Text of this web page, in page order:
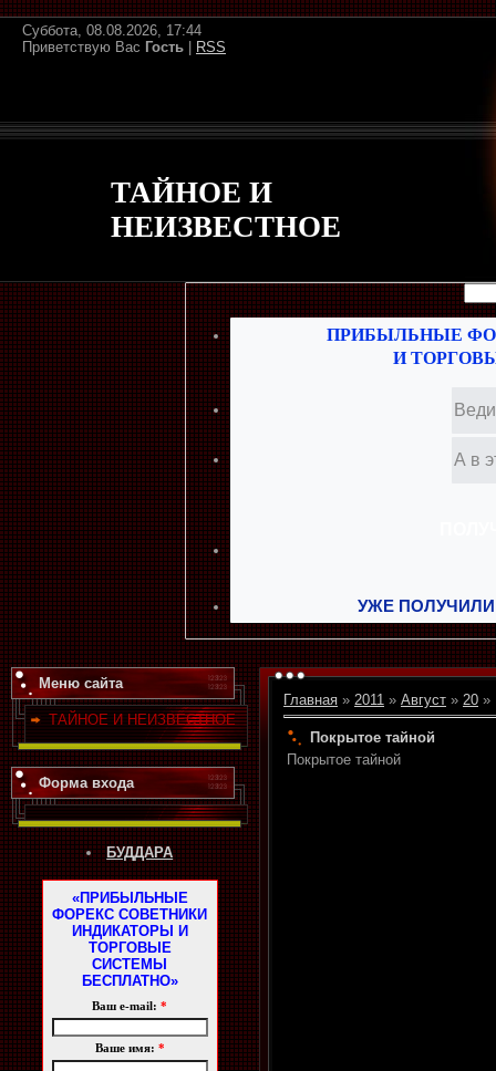
Суббота, 08.08.2026, 17:44
Приветствую Вас Гость RSS
ТАЙНОЕ И
НЕИЗВЕСТНОЕ
ПРИБЫЛЬНЫЕ
И
УЖЕ
Меню сайта
ТАЙНОЕ И НЕИЗВЕСТНОЕ
Форма входа
БУДДАРА
«ПРИБЫЛЬНЫЕ
ФОРЕКС СОВЕТНИКИ
ИНДИКАТОРЫ И
ТОРГОВЫЕ
СИСТЕМЫ
БЕСПЛАТНО»
Ваш e-mail: *
Ваше имя: *
Главная » 2011 » Август » 20 »
Покрытое тайной
Покрытое тайной